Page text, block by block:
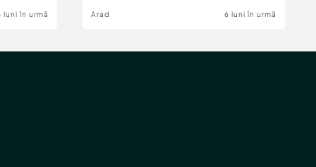
luni în urmă Arad 6 luni în urmă